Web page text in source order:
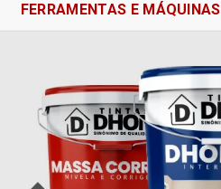
FERRAMENTAS E MÁQUINAS